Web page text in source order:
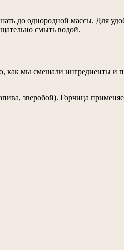
до однородной массы. Для
смыть водой.
как мы смешали ингредиенты и
зверобой). Горчица